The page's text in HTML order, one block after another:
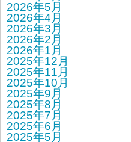
2026年5月
2026年4月
2026年3月
2026年2月
2026年1月
2025年12月
2025年11月
2025年10月
2025年9月
2025年8月
2025年7月
2025年6月
2025年5月